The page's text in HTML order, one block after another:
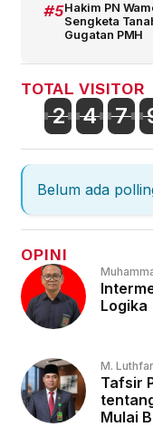
#5Hakim PN
Sengketa
Gugatan PMH
TOTAL VISITOR
2 4 7
Belum ada
OPINI
Logika
M.
Tafsir
Mulai